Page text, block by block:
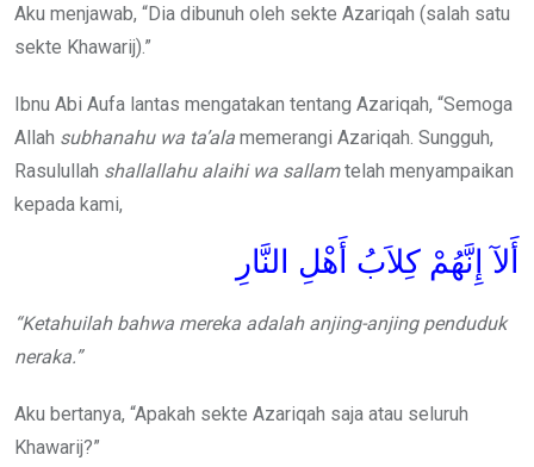
Aku menjawab, “Dia dibunuh oleh sekte Azariqah (salah satu
sekte Khawarij).”
Ibnu Abi Aufa lantas mengatakan tentang Azariqah, “Semoga
Allah subhanahu wa ta’ala memerangi Azariqah. Sungguh,
Rasulullah shallallahu alaihi wa sallamtelah menyampaikan
kepada kami,
أَلآ إِنَّهُمْ كِلاَبُ أَهْلِ النَّارِ
“Ketahuilah bahwa mereka adalah anjing-anjing penduduk
neraka.”
Aku bertanya, “Apakah sekte Azariqah saja atau seluruh
Khawarij?”